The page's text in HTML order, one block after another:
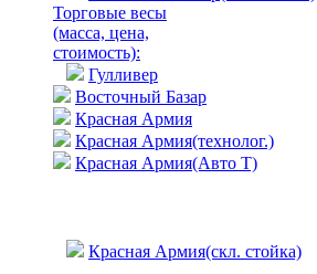
Торговые весы
(масса, цена,
стоимость):
Гулливер
Восточный Базар
Красная Армия
Красная Армия(технолог.)
Красная Армия(Авто Т)
Красная Армия(скл. стойка)